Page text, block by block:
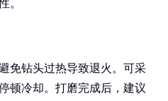
。
免钻头过热导致退火。可采
顿冷却。打磨完成后，建议